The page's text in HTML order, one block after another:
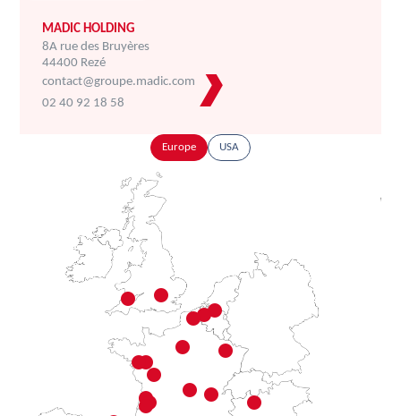
Europe USA
MADIC HOLDING
8A rue des Bruyères
44400 Rezé
contact@groupe.madic.com
02 40 92 18 58